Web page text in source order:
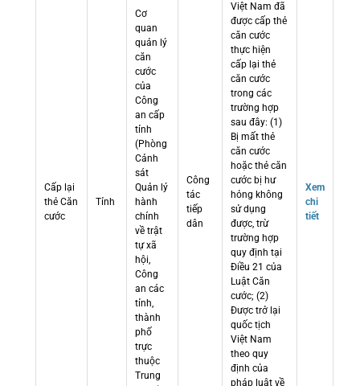
Cấp lại
thẻ Căn
cước
Tỉnh
Cơ
quan
quản lý
căn
cước
của
Công
an cấp
tỉnh
(Phòng
Cảnh
sát
Quản lý
hành
chính
về trật
tự xã
hội,
Công
an các
tỉnh,
thành
phố
trực
thuộc
Trung
Công
tác
tiếp
dân
Việt Nam đã
được cấp thẻ
căn cước
thực hiện
cấp lại thẻ
căn cước
trong các
trường hợp
sau đây: (1)
Bị mất thẻ
căn cước
hoặc thẻ căn
cước bị hư
hỏng không
sử dụng
được, trừ
trường hợp
quy định tại
Điều 21 của
Luật Căn
cước; (2)
Được trở lại
quốc tịch
Việt Nam
theo quy
định của
pháp luật về
Xem
chi
tiết